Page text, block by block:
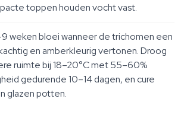
toppen houden vocht vast.
weken bloei wanneer de trichomen een
en amberkleurig vertonen. Droog
ruimte bij 18–20°C met 55–60%
gedurende 10–14 dagen, en cure
glazen potten.